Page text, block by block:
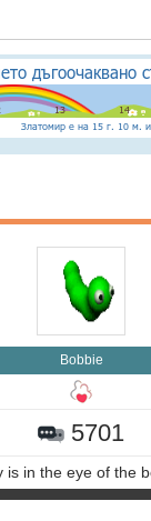
Bobbie
5701
is in the eye of the